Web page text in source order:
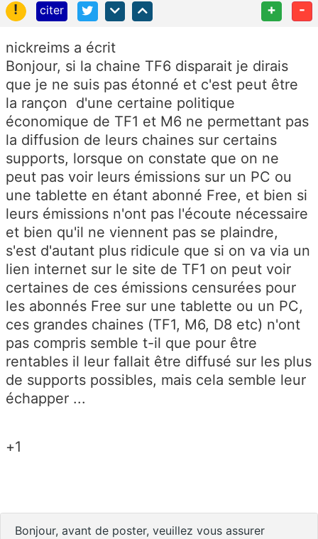
!
citer + -
nickreims a écrit
Bonjour, si la chaine TF6 disparait je dirais
que je ne suis pas étonné et c'est peut être
la rançon d'une certaine politique
économique de TF1 et M6 ne permettant pas
la diffusion de leurs chaines sur certains
supports, lorsque on constate que on ne
peut pas voir leurs émissions sur un PC ou
une tablette en étant abonné Free, et bien si
leurs émissions n'ont pas l'écoute nécessaire
et bien qu'il ne viennent pas se plaindre,
s'est d'autant plus ridicule que si on va via un
lien internet sur le site de TF1 on peut voir
certaines de ces émissions censurées pour
les abonnés Free sur une tablette ou un PC,
ces grandes chaines (TF1, M6, D8 etc) n'ont
pas compris semble t-il que pour être
rentables il leur fallait être diffusé sur les plus
de supports possibles, mais cela semble leur
échapper ...
+1
Bonjour, avant de poster, veuillez vous assurer